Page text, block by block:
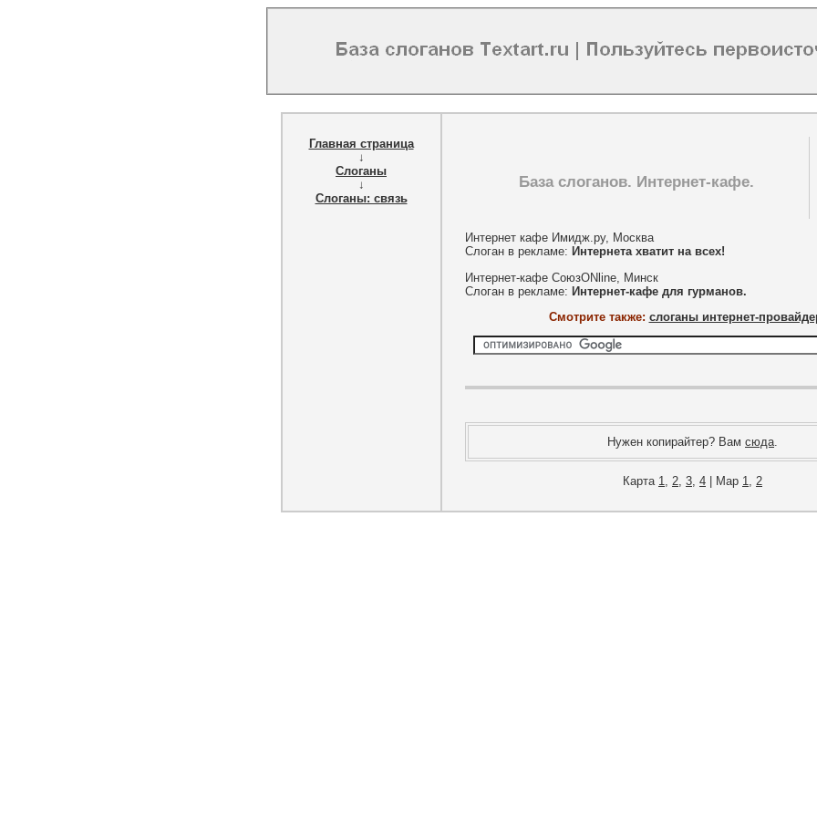
Главная страница
↓
Слоганы
↓
Слоганы: связь
База слоганов. Интернет-кафе.
Интернет кафе Имидж.ру, Москва
Слоган в рекламе: Интернета хватит на всех!
Интернет-кафе СоюзONline, Минск
Слоган в рекламе: Интернет-кафе для гурманов.
Смотрите также: слоганы интернет-
Нужен копирайтер? Вам сюда.
Карта 1 2 3 4 | Map 1 2